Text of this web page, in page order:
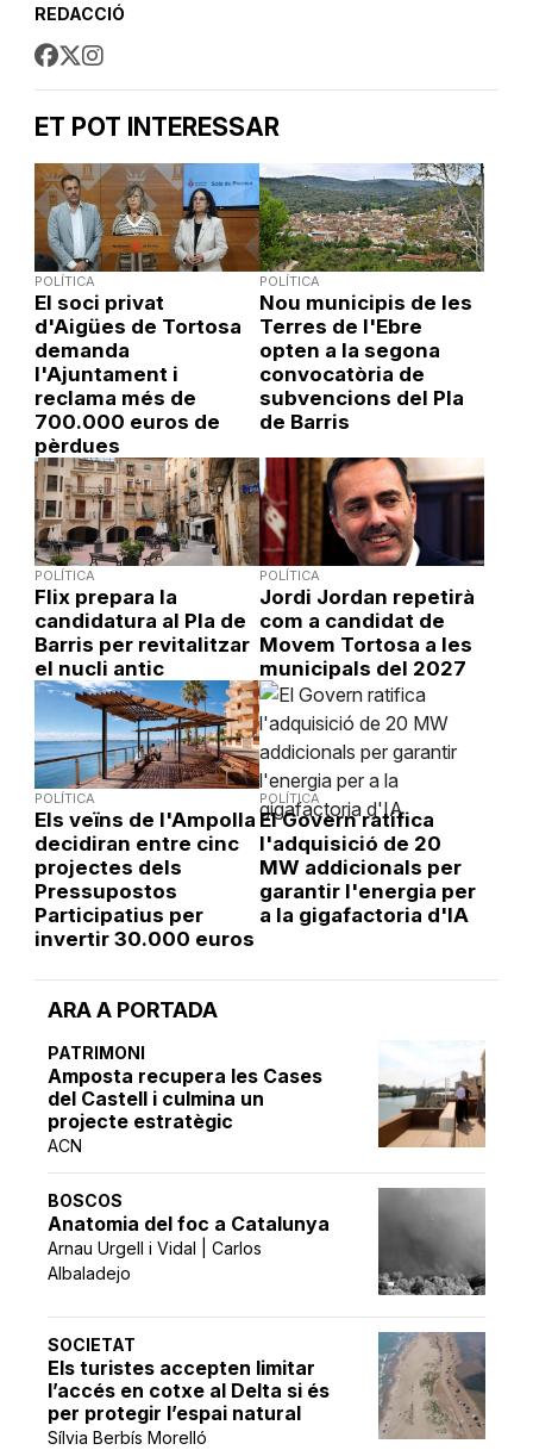
ARA A PORTADA
PATRIMONI
Amposta recupera les Cases
del Castell i culmina un
projecte estratègic
ACN
BOSCOS
Anatomia del foc a Catalunya
Arnau Urgell i Vidal | Carlos
Albaladejo
SOCIETAT
Els turistes accepten limitar
l’accés en cotxe al Delta si és
per protegir l’espai natural
Sílvia Berbís Morelló
REDACCIÓ
ET POT INTERESSAR
POLÍTICA
El soci privat
d'Aigües de Tortosa
demanda
l'Ajuntament i
reclama més de
700.000 euros de
pèrdues
POLÍTICA
Nou municipis de les
Terres de l'Ebre
opten a la segona
convocatòria de
subvencions del Pla
de Barris
POLÍTICA
Flix prepara la
candidatura al Pla de
Barris per revitalitzar
el nucli antic
POLÍTICA
Jordi Jordan repetirà
com a candidat de
Movem Tortosa a les
municipals del 2027
POLÍTICA
Els veïns de l'Ampolla
decidiran entre cinc
projectes dels
Pressupostos
Participatius per
invertir 30.000 euros
POLÍTICA
El Govern ratifica
l'adquisició de 20
MW addicionals per
garantir l'energia per
a la gigafactoria d'IA